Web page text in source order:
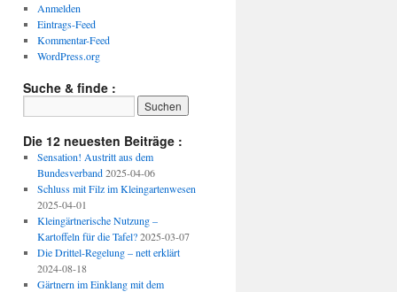
Anmelden
Eintrags-Feed
Kommentar-Feed
WordPress.org
Suche & finde :
Die 12 neuesten Beiträge :
Sensation! Austritt aus dem
Bundesverband 2025-04-06
Schluss mit Filz im Kleingartenwesen
2025-04-01
Kleingärtnerische Nutzung –
Kartoffeln für die Tafel? 2025-03-07
Die Drittel-Regelung – nett erklärt
2024-08-18
Gärtnern im Einklang mit dem